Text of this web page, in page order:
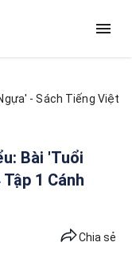
- Sách Tiếng Việt
Bài 'Tuổi
1 Cánh
Chia sẻ